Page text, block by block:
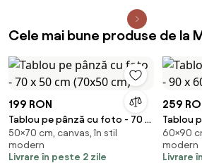
Cele mai bune produse de la
199 RON
Tablou pe pânză cu foto - 70 x
50 cm (70x50 cm)
50×70 cm, canvas, în stil
modern
Livrare în peste 2 zile
259
Tablou
60 cm
60×90
modern
Livrare